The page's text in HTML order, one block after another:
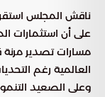
ناقش المجلس
على أن استثمارات
مسارات تصدير
العالمية رغم
وعلى الصعيد